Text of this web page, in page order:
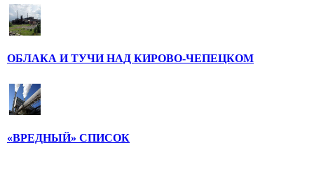
ОБЛАКА И ТУЧИ НАД КИРОВО-ЧЕПЕЦКОМ
«ВРЕДНЫЙ» СПИСОК